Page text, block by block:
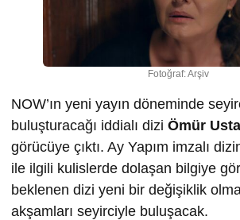
Fotoğraf: Arşiv
NOW’ın yeni yayın döneminde
buluşturacağı iddialı dizi Ömür
görücüye çıktı. Ay Yapım imzalı
ile ilgili kulislerde dolaşan bilgiye
beklenen dizi yeni bir değişiklik
akşamları seyirciyle buluşacak.